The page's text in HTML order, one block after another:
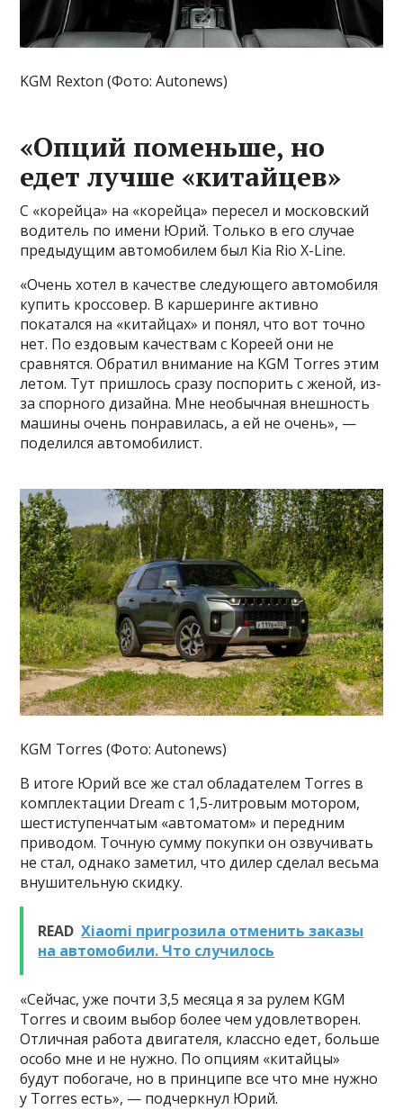
KGM Rexton (Фото: Autonews)
«Опций поменьше, но
едет лучше «китайцев»
С «корейца» на «корейца» пересел и московский
водитель по имени Юрий. Только в его случае
предыдущим автомобилем был Kia Rio X-Line.
«Очень хотел в качестве следующего автомобиля
купить кроссовер. В каршеринге активно
покатался на «китайцах» и понял, что вот точно
нет. По ездовым качествам с Кореей они не
сравнятся. Обратил внимание на KGM Torres этим
летом. Тут пришлось сразу поспорить с женой, из-
за спорного дизайна. Мне необычная внешность
машины очень понравилась, а ей не очень», —
поделился автомобилист.
KGM Torres (Фото: Autonews)
В итоге Юрий все же стал обладателем Torres в
комплектации Dream с 1,5-литровым мотором,
шестиступенчатым «автоматом» и передним
приводом. Точную сумму покупки он озвучивать
не стал, однако заметил, что дилер сделал весьма
внушительную скидку.
READ Xiaomi пригрозила отменить заказы
на автомобили. Что случилось
«Сейчас, уже почти 3,5 месяца я за рулем KGM
Torres и своим выбор более чем удовлетворен.
Отличная работа двигателя, классно едет, больше
особо мне и не нужно. По опциям «китайцы»
будут побогаче, но в принципе все что мне нужно
у Torres есть», — подчеркнул Юрий.